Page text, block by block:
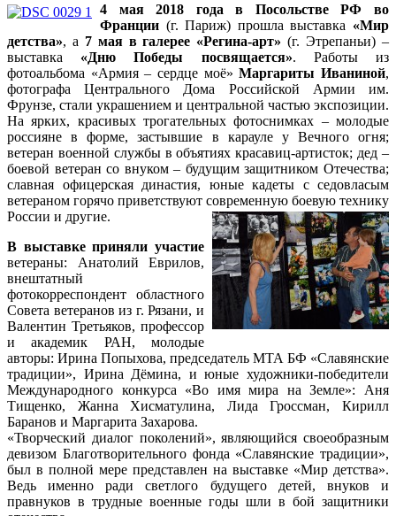
4 мая 2018 года в Посольстве РФ во
Франции (г. Париж) прошла выставка «Мир
детства», а 7 мая в галерее «Регина-арт» (г. Этрепаньи) –
выставка «Дню Победы посвящается». Работы из
фотоальбома «Армия – сердце моё»Маргариты Иваниной,
фотографа Центрального Дома Российской Армии им.
Фрунзе, стали украшением и центральной частью экспозиции.
На ярких, красивых трогательных фотоснимках – молодые
россияне в форме, застывшие в карауле у Вечного огня;
ветеран военной службы в объятиях красавиц-артисток; дед –
боевой ветеран со внуком – будущим защитником Отечества;
славная офицерская династия, юные кадеты с седовласым
ветераном горячо приветствуют современную боевую технику
России и другие.
В выставке приняли участие
ветераны: Анатолий Еврилов,
внештатный
фотокорреспондент областного
Совета ветеранов из г. Рязани, и
Валентин Третьяков, профессор
и академик РАН, молодые
авторы: Ирина Попыхова, председатель МТА БФ «Славянские
традиции», Ирина Дёмина, и юные художники-победители
Международного конкурса «Во имя мира на Земле»: Аня
Тищенко, Жанна Хисматулина, Лида Гроссман, Кирилл
Баранов и Маргарита Захарова.
«Творческий диалог поколений», являющийся своеобразным
девизом Благотворительного фонда «Славянские традиции»,
был в полной мере представлен на выставке «Мир детства».
Ведь именно ради светлого будущего детей, внуков и
правнуков в трудные военные годы шли в бой защитники